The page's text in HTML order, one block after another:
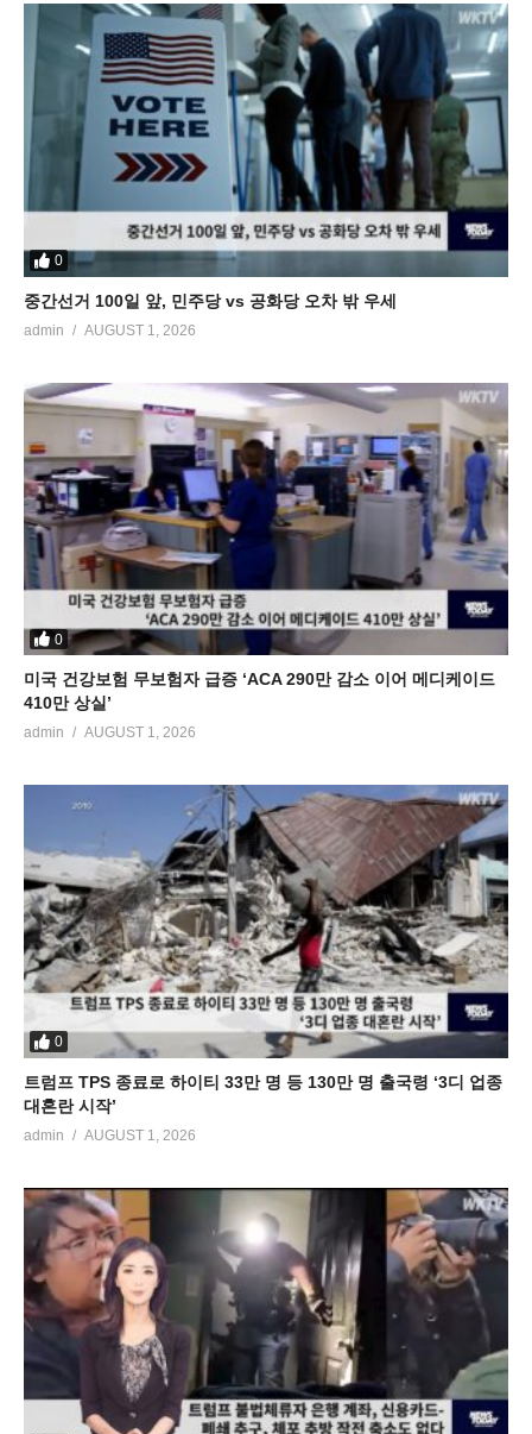
0
중간선거 100일 앞, 민주당 vs 공화당 오차 밖 우세
admin AUGUST 1, 2026
0
미국 건강보험 무보험자 급증 ‘ACA 290만 감소 이어 메디케이드
410만 상실’
admin AUGUST 1, 2026
0
트럼프 TPS 종료로 하이티 33만 명 등 130만 명 출국령 ‘3디 업종
대혼란 시작’
admin AUGUST 1, 2026